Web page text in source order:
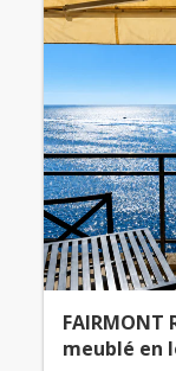
FAIRMONT
meublé en